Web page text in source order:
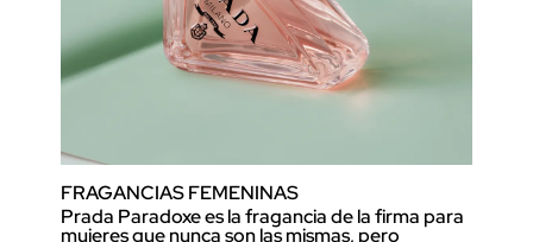
FRAGANCIAS FEMENINAS
Prada Paradoxe es la fragancia de la firma para
mujeres que nunca son las mismas, pero